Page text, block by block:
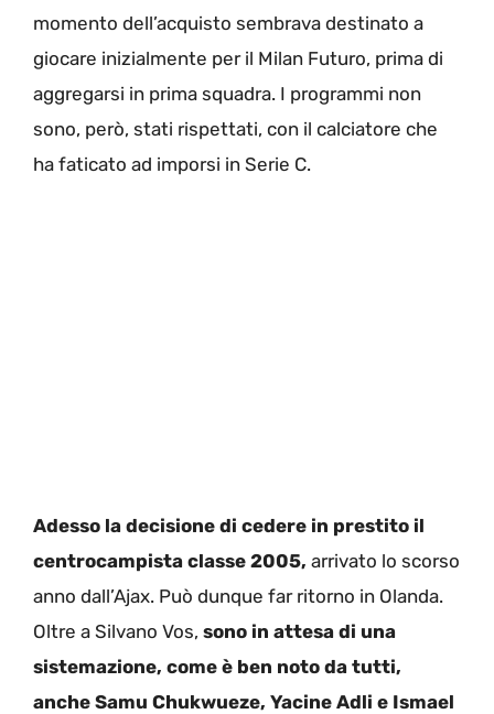
momento dell’acquisto sembrava destinato a
giocare inizialmente per il Milan Futuro, prima di
aggregarsi in prima squadra. I programmi non
sono, però, stati rispettati, con il calciatore che
ha faticato ad imporsi in Serie C.
Adesso la decisione di cedere in prestito il
centrocampista classe 2005, arrivato lo scorso
anno dall’Ajax. Può dunque far ritorno in Olanda.
Oltre a Silvano Vos, sono in attesa di una
sistemazione, come è ben noto da tutti,
anche Samu Chukwueze, Yacine Adli e Ismael